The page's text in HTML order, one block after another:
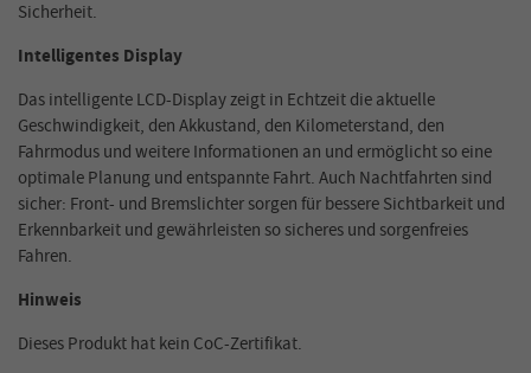
Sicherheit.
Intelligentes Display
Das intelligente LCD-Display zeigt in Echtzeit die aktuelle
Geschwindigkeit, den Akkustand, den Kilometerstand, den
Fahrmodus und weitere Informationen an und ermöglicht so eine
optimale Planung und entspannte Fahrt. Auch Nachtfahrten sind
sicher: Front- und Bremslichter sorgen für bessere Sichtbarkeit und
Erkennbarkeit und gewährleisten so sicheres und sorgenfreies
Fahren.
Hinweis
Dieses Produkt hat kein CoC-Zertifikat.